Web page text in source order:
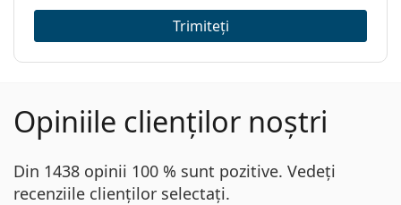
Trimiteți
Opiniile clienților noștri
Din 1438 opinii 100 % sunt pozitive. Vedeți
recenziile clienților selectați.